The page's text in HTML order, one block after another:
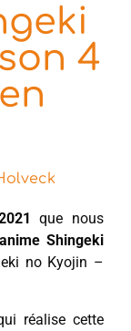
4
que nous
Shingeki
no Kyojin –
réalise cette